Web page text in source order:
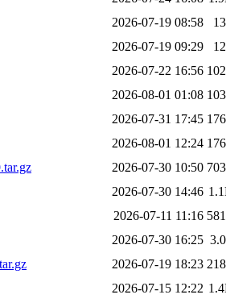
2026-07-19 08:58
2026-07-19 09:29
2026-07-22 16:56
2026-08-01 01:08
2026-07-31 17:45
2026-08-01 12:24
2026-07-30 10:50
2026-07-30 14:46
2026-07-11 11:16
2026-07-30 16:25
2026-07-19 18:23
2026-07-15 12:22